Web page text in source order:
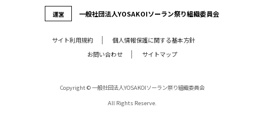
運営 ⼀般社団法⼈YOSAKOIソーラン祭り組織委員会
サイト利⽤規約
個⼈情報保護に関する基本⽅針
お問い合わせ
サイトマップ
Copyright © 一般社団法人YOSAKOIソーラン祭り組織委員会
All Rights Reserve.